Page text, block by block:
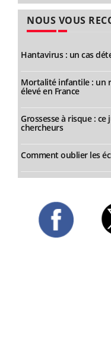
NOUS VOUS
Hantavirus : un cas
Mortalité infantile : un
élevé en France
Grossesse à risque :
chercheurs
Comment oublier les